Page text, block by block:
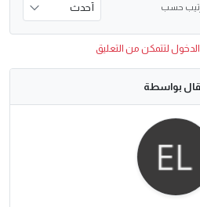
حسب
لتتمكن من التعليق
بواسطة